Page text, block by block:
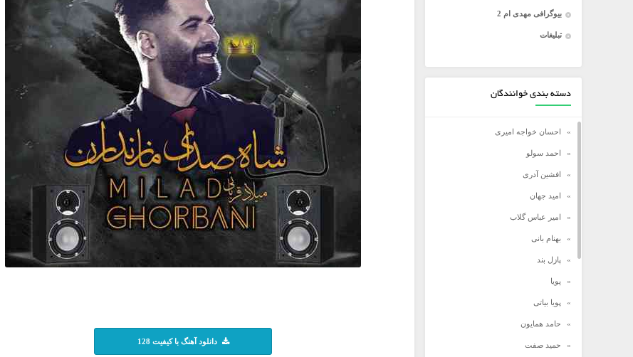
بیوگرافی مهدی ام 2
تبلیغات
دسته بندی خوانندگان
احسان خواجه امیری
احمد سولو
افشین آدری
امید جهان
امیر عباس گلاب
بهنام بانی
پازل بند
پویا
پویا بیاتی
حامد همایون
حمید صفت دانلود آهنگ با کیفیت 128